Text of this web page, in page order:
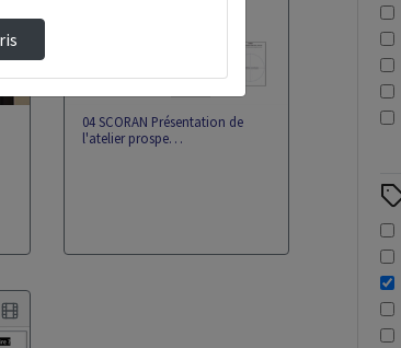
04 SCORAN Présentation de
l'atelier prospe…